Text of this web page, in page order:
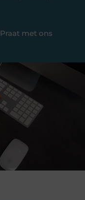
Praat met ons